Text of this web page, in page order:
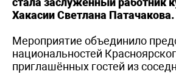
Хакасии Светлана Патачакова.
Мероприятие объединило
национальностей
приглашённых гостей из